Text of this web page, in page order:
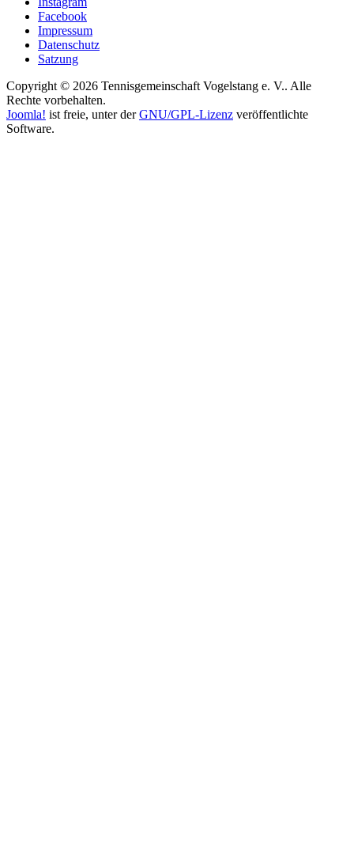
Facebook
Impressum
Datenschutz
Satzung
Copyright © 2026 Tennisgemeinschaft Vogelstang e. V.. Alle
Rechte vorbehalten.
Joomla! ist freie, unter derGNU/GPL-Lizenz veröffentlichte
Software.